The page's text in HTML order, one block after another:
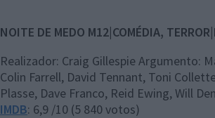
NOITE DE MEDO M12|COMÉDIA,
Realizador: Craig Gillespie Argumento:
Colin Farrell, David Tennant, Toni
Plasse, Dave Franco, Reid Ewing, Will
IMDB: 6,9 /10 (5 840 votos)